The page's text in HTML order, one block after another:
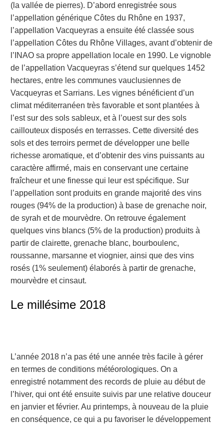
(la vallée de pierres). D’abord enregistrée sous
l’appellation générique Côtes du Rhône en 1937,
l’appellation Vacqueyras a ensuite été classée sous
l’appellation Côtes du Rhône Villages, avant d’obtenir de
l’INAO sa propre appellation locale en 1990. Le vignoble
de l’appellation Vacqueyras s’étend sur quelques 1452
hectares, entre les communes vauclusiennes de
Vacqueyras et Sarrians. Les vignes bénéficient d’un
climat méditerranéen très favorable et sont plantées à
l’est sur des sols sableux, et à l’ouest sur des sols
caillouteux disposés en terrasses. Cette diversité des
sols et des terroirs permet de développer une belle
richesse aromatique, et d’obtenir des vins puissants au
caractère affirmé, mais en conservant une certaine
fraîcheur et une finesse qui leur est spécifique. Sur
l’appellation sont produits en grande majorité des vins
rouges (94% de la production) à base de grenache noir,
de syrah et de mourvèdre. On retrouve également
quelques vins blancs (5% de la production) produits à
partir de clairette, grenache blanc, bourboulenc,
roussanne, marsanne et viognier, ainsi que des vins
rosés (1% seulement) élaborés à partir de grenache,
mourvèdre et cinsaut.
Le millésime 2018
L’année 2018 n’a pas été une année très facile à gérer
en termes de conditions météorologiques. On a
enregistré notamment des records de pluie au début de
l’hiver, qui ont été ensuite suivis par une relative douceur
en janvier et février. Au printemps, à nouveau de la pluie
en conséquence, ce qui a pu favoriser le développement